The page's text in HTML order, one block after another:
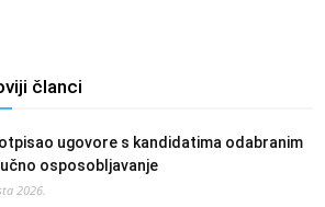
članci
ugovore s kandidatima odabranim
osposobljavanje
2026.